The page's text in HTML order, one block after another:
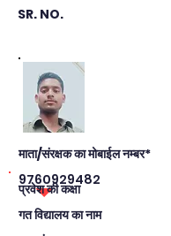
SR. NO.
माता/संरक्षक का मोबाईल नम्बर*
9760929482
प्रवेश की कक्षा
गत विद्यालय का नाम